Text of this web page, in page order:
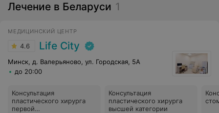
Лечение в Беларуси 1
МЕДИЦИНСКИЙ ЦЕНТР
4.6 Life City
Минск, д. Валерьяново, ул. Городская, 5А
до 20:00
Консультация
пластического хирурга
первой
Консультация
пластического хирурга
высшей категории